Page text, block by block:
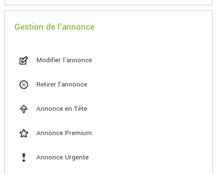
Gestion de l'annonce
Modifier l'annonce
Retirer l'annonce
Annonce en Tête
Annonce Premium
Annonce Urgente